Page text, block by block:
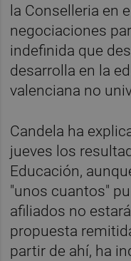
la Conselleria en
negociaciones
indefinida que
desarrolla en la
valenciana no
Candela ha
jueves los
Educación,
"unos cuantos"
afiliados no
propuesta
partir de ahí, ha